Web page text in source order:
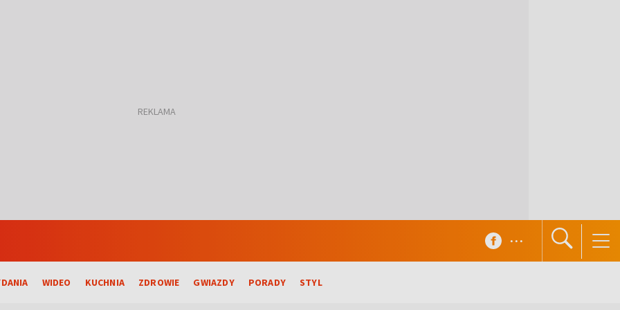
WIDEO KUCHNIA ZDROWIE GWIAZDY PORADY STYL
...